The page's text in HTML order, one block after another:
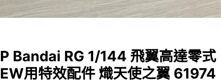
P Bandai RG 1/144 飛翼高達零式
EW用特效配件 熾天使之翼 61974